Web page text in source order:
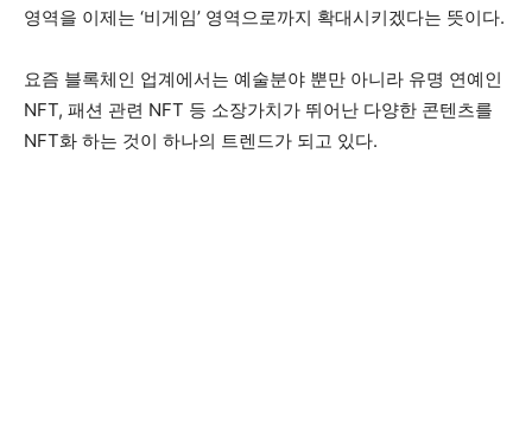
영역을 이제는 ‘비게임’ 영역으로까지 확대시키겠다는 뜻이다.
요즘 블록체인 업계에서는 예술분야 뿐만 아니라 유명 연예인
NFT, 패션 관련 NFT 등 소장가치가 뛰어난 다양한 콘텐츠를
NFT화 하는 것이 하나의 트렌드가 되고 있다.